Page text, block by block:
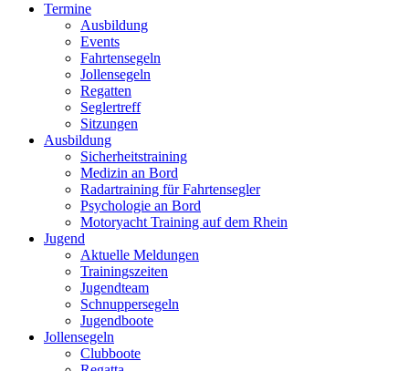
Termine
Ausbildung
Events
Fahrtensegeln
Jollensegeln
Regatten
Seglertreff
Sitzungen
Ausbildung
Sicherheitstraining
Medizin an Bord
Radartraining für Fahrtensegler
Psychologie an Bord
Motoryacht Training auf dem Rhein
Jugend
Aktuelle Meldungen
Trainingszeiten
Jugendteam
Schnuppersegeln
Jugendboote
Jollensegeln
Clubboote